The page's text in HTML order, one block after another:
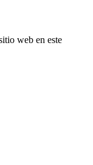
web en este